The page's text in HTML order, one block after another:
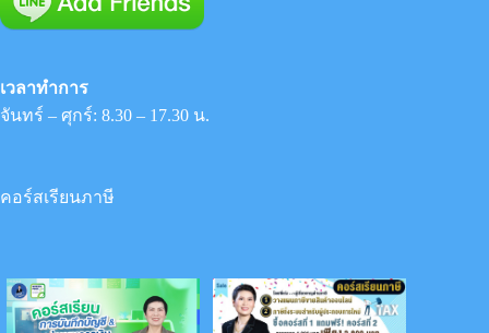
เวลาทำการ
จันทร์ – ศุกร์: 8.30 – 17.30 น.
คอร์สเรียนภาษี